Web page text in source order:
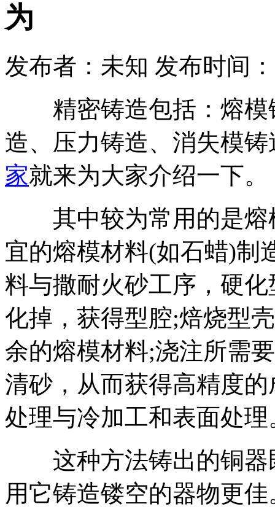
为
发布者：未知 发布时间
精密铸造包括：熔模
造、压力铸造、消失模
家就来为大家介绍一下。
其中较为常用的是熔
宜的熔模材料(如石蜡)制
料与撒耐火砂工序，硬
化掉，获得型腔;焙烧型
余的熔模材料;浇注所需
清砂，从而获得高精度
处理与冷加工和表面处理
这种方法铸出的铜器
用它铸造镂空的器物更